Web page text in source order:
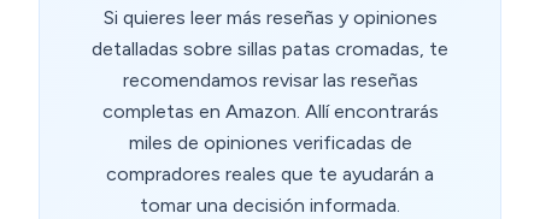
Si quieres leer más reseñas y opiniones
detalladas sobre sillas patas cromadas, te
recomendamos revisar las reseñas
completas en Amazon. Allí encontrarás
miles de opiniones verificadas de
compradores reales que te ayudarán a
tomar una decisión informada.